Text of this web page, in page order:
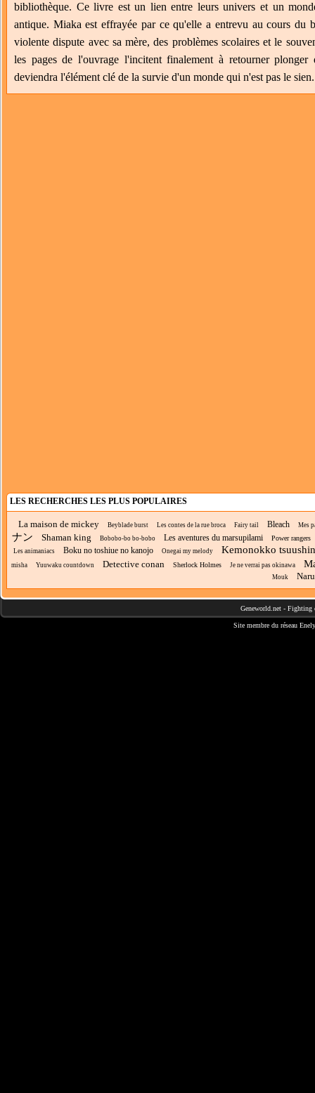
bibliothèque. Ce livre est un lien entre leurs univers et un
antique. Miaka est effrayée par ce qu'elle a entrevu au cours du
violente dispute avec sa mère, des problèmes scolaires et le
les pages de l'ouvrage l'incitent finalement à retourner
deviendra l'élément clé de la survie d'un monde qui n'est pas le sien.
LES RECHERCHES LES PLUS POPULAIRES
La maison de mickey Beyblade burst Les contes de la rue broca Fairy tail Bleach Mes
ナン Shaman king Bobobo-bo bo-bobo Les aventures du marsupilami Power rangers
Les animaniacs Boku no toshiue no kanojo Onegai my melody Kemonokko tsuushin
misha Yuuwaku countdown Detective conan Sherlock Holmes Je ne verrai pas okinawa
Mouk
Geneworld.net - Fighting
Site membre du réseau